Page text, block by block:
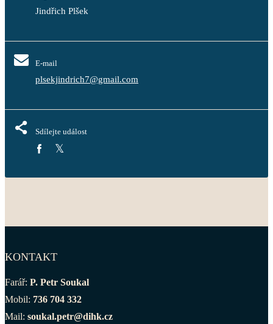
Jindřich Plšek
E-mail
plsekjindrich7@gmail.com
Sdílejte událost
KONTAKT
Farář: P. Petr Soukal
Mobil: 736 704 332
Mail: soukal.petr@dihk.cz